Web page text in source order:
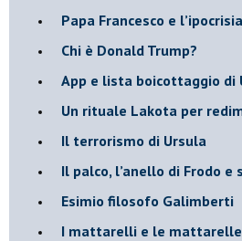
Papa Francesco e
​Chi è Donald Trump?
App e lista boicottaggio di
​Un rituale Lakota per
Il terrorismo di Ursula
​Il palco, l’anello di Frodo e
Esimio filosofo Galimberti
​I mattarelli e le